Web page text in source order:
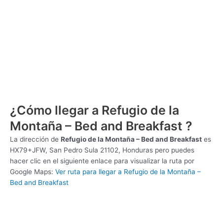
¿Cómo llegar a Refugio de la
Montaña – Bed and Breakfast ?
La dirección de Refugio de la Montaña – Bed and Breakfast es
HX79+JFW, San Pedro Sula 21102, Honduras pero puedes
hacer clic en el siguiente enlace para visualizar la ruta por
Google Maps: Ver ruta para llegar a Refugio de la Montaña –
Bed and Breakfast